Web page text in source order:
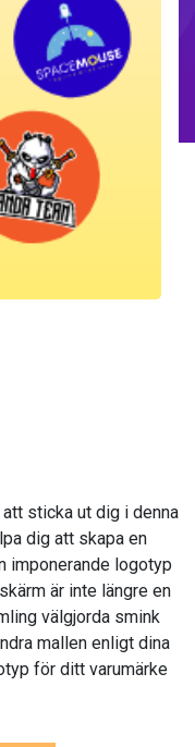
sticka ut dig i denna
dig att skapa en
imponerande logotyp
är inte längre en
välgjorda smink
mallen enligt dina
för ditt varumärke